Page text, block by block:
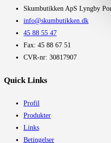
​Skumbutikken ApS Lyngby
info@skumbutikken.dk
45 88 55 47
Fax: 45 88 67 51
CVR-nr: 30817907
Quick Links
Profil
Produkter
Links
Betingelser